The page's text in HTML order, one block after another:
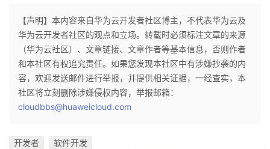
【声明】本内容来自华为云开发者社区博主，不代表华为云及
华为云开发者社区的观点和立场。转载时必须标注文章的来源
（华为云社区）、文章链接、文章作者等基本信息，否则作者
和本社区有权追究责任。如果您发现本社区中有涉嫌抄袭的内
容，欢迎发送邮件进行举报，并提供相关证据，一经查实，本
社区将立刻删除涉嫌侵权内容，举报邮箱：
cloudbbs@huaweicloud.com
开发者 软件开发